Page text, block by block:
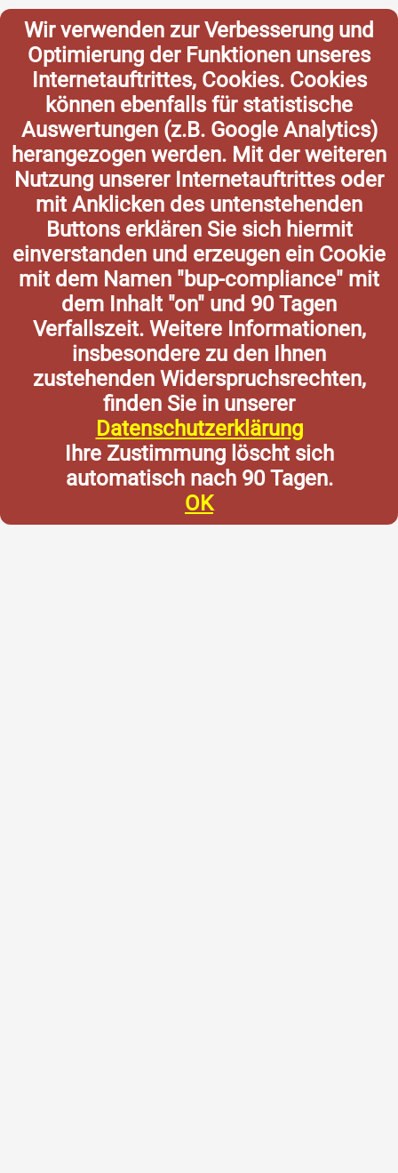
Wir verwenden zur Verbesserung und
Optimierung der Funktionen unseres
Internetauftrittes, Cookies. Cookies
können ebenfalls für statistische
Auswertungen (z.B. Google Analytics)
herangezogen werden. Mit der weiteren
Nutzung unserer Internetauftrittes oder
mit Anklicken des untenstehenden
Buttons erklären Sie sich hiermit
einverstanden und erzeugen ein Cookie
mit dem Namen "bup-compliance" mit
dem Inhalt "on" und 90 Tagen
Verfallszeit. Weitere Informationen,
insbesondere zu den Ihnen
zustehenden Widerspruchsrechten,
finden Sie in unserer
Datenschutzerklärung
Ihre Zustimmung löscht sich
automatisch nach 90 Tagen.
OK